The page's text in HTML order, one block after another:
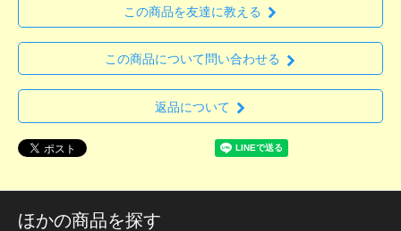
この商品を友達に教える
この商品について問い合わせる
返品について
ほかの商品を探す